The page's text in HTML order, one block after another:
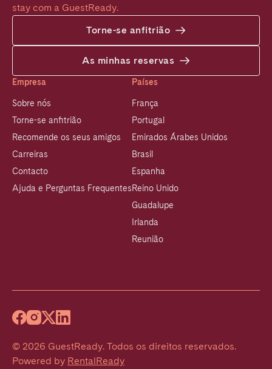
stay com a GuestReady.
Torne-se anfitrião
As minhas reservas
Empresa
Sobre nós
Torne-se anfitrião
Recomende os seus amigos
Carreiras
Contacto
Ajuda e Perguntas Frequentes
Países
França
Portugal
Emirados Árabes Unidos
Brasil
Espanha
Reino Unido
Guadalupe
Irlanda
Reunião
© 2026 GuestReady. Todos os direitos reservados.
Powered by RentalReady